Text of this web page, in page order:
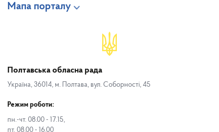
Мапа порталу
Полтавська обласна рада
Україна, 36014, м. Полтава, вул. Соборності, 45
Режим роботи:
пн.-чт. 08.00 - 17.15,
пт. 08.00 - 16.00